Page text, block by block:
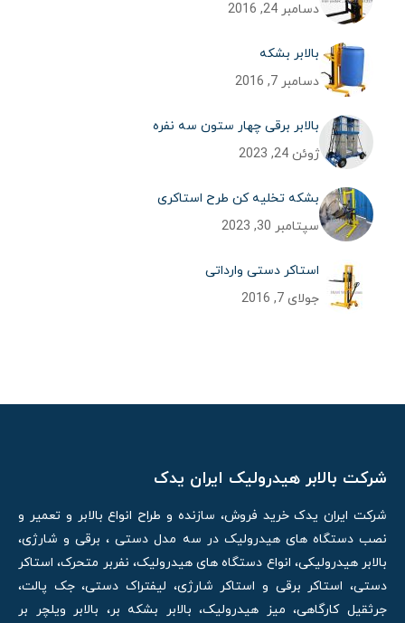
دسامبر 24, 2016
بالابر بشکه
دسامبر 7, 2016
بالابر برقی چهار ستون سه نفره
ژوئن 24, 2023
بشکه تخلیه کن طرح استاکری
سپتامبر 30, 2023
استاکر دستی وارداتی
جولای 7, 2016
شرکت بالابر هیدرولیک ایران یدک
شرکت ایران یدک خرید فروش، سازنده و طراح انواع بالابر و تعمیر و
نصب دستگاه های هیدرولیک در سه مدل دستی ، برقی و شارژی،
بالابر هیدرولیکی، انواع دستگاه های هیدرولیک، نفربر متحرک، استاکر
دستی، استاکر برقی و استاکر شارژی، لیفتراک دستی، جک پالت،
جرثقیل کارگاهی، میز هیدرولیک، بالابر بشکه بر، بالابر ویلچر بر